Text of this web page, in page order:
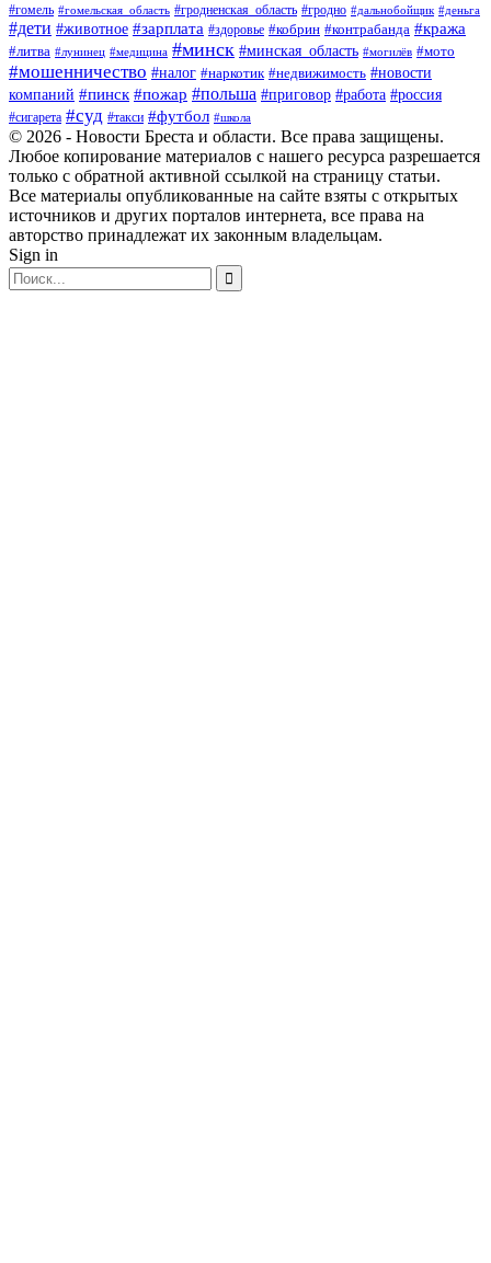
#гомель #гомельская_область #гродненская_область #гродно #дальнобойщик #деньга
#дети #животное #зарплата #здоровье #кобрин #контрабанда #кража
#литва #лунинец #медицина #минск #минская_область #могилёв #мото
#мошенничество #налог #наркотик #недвижимость #новости
компаний #пинск #пожар #польша #приговор #работа #россия
#сигарета #суд #такси #футбол #школа
© 2026 - Новости Бреста и области. Все права защищены.
Любое копирование материалов с нашего ресурса разрешается
только с обратной активной ссылкой на страницу статьи.
Все материалы опубликованные на сайте взяты с открытых
источников и других порталов интернета, все права на
авторство принадлежат их законным владельцам.
Sign in